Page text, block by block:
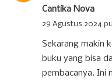
Cantika Nova
29 Agustus 2024
Sekarang makin
buku yang bisa
pembacanya. Ini